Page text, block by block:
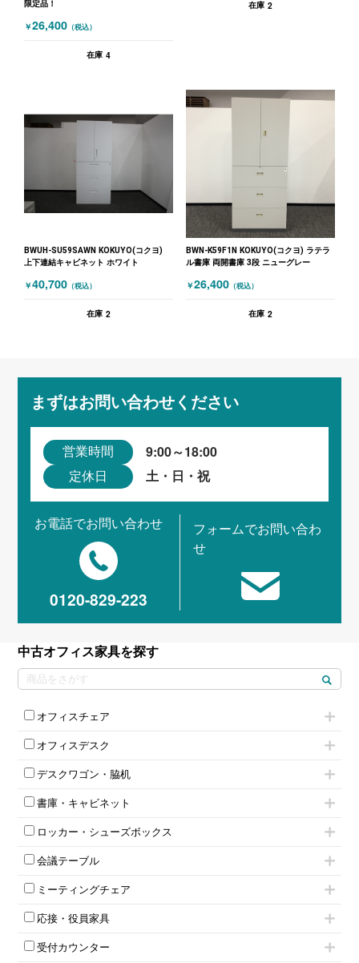
限定品！
￥26,400 （税込）
在庫 4
在庫 2
BWUH-SU59SAWN KOKUYO(コクヨ)
上下連結キャビネット ホワイト
￥40,700 （税込）
在庫 2
BWN-K59F1N KOKUYO(コクヨ) ラテラ
ル書庫 両開書庫 3段 ニューグレー
￥26,400 （税込）
在庫 2
まずはお問い合わせください
営業時間 9:00～18:00
定休日 土・日・祝
お電話でお問い合わせ
0120-829-223
フォームでお問い合わ
せ
中古オフィス家具を探す
オフィスチェア
肘無しチェア
役員チェア
オフィスチェアその他
オフィスデスク
フリーアドレスデスク（ベンチデスク）
昇降デスク
両袖机
デスクワゴン・脇机
インワゴン2段
インワゴン3段
脇机
書庫・キャビネット
ハイキャビネット
ローキャビネット
両開きキャビネット
上下連結キャビネット
軽量ラック（スチールラック）
収納家具その他
ロッカー・シューズボックス
1人用ロッカー
2人用ロッカー
3人用ロッカー
5人用ロッカー
8人用ロッカー
会議テーブル
スタッキングテーブル
ネスティングテーブル
カウンターテーブル
ミーティングチェア
キャスター付きミーティングチェア
スタッキングミーティングチェア
テーブル付きミーティングチェア
応接・役員家具
応接セット
応接ソファ
受付カウンター